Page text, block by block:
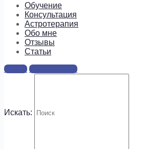
Обучение
Консультация
Астротерапия
Обо мне
Отзывы
Cтатьи
Войти Регистрация
Искать:
Ответы
авторизоваться